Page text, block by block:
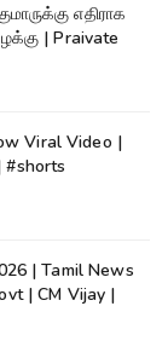
எதிராக
| Praivate
Viral Video |
#shorts
| Tamil News
| CM Vijay |